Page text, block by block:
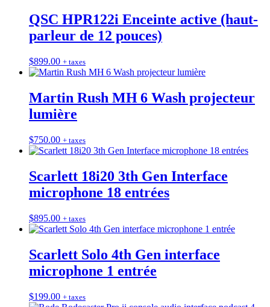
QSC HPR122i Enceinte active (haut-
parleur de 12 pouces)
$899.00 + taxes
Martin Rush MH 6 Wash projecteur
lumière
$750.00 + taxes
Scarlett 18i20 3th Gen Interface
microphone 18 entrées
$895.00 + taxes
Scarlett Solo 4th Gen interface
microphone 1 entrée
$199.00 + taxes